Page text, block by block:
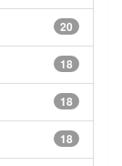
20
18
18
18